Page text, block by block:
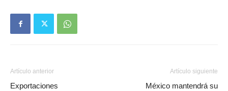
Artículo anterior
Exportaciones
Artículo siguiente
México mantendrá su